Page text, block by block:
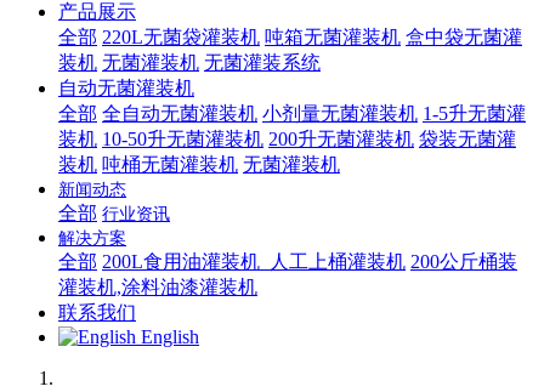
产品展示
全部 220L无菌袋灌装机 吨箱无菌灌装机 盒中袋无菌灌
装机 无菌灌装机 无菌灌装系统
自动无菌灌装机
全部 全自动无菌灌装机 小剂量无菌灌装机 1-5升无菌灌
装机 10-50升无菌灌装机 200升无菌灌装机 袋装无菌灌
装机 吨桶无菌灌装机 无菌灌装机
新闻动态
全部 行业资讯
解决方案
全部 200L食用油灌装机_人工上桶灌装机 200公斤桶装
灌装机,涂料油漆灌装机
联系我们
English